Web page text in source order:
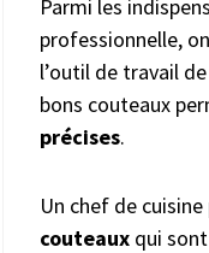
Parmi les
professionnelle,
l’outil de travail
bons couteaux
précises.
Un chef de
couteaux qui